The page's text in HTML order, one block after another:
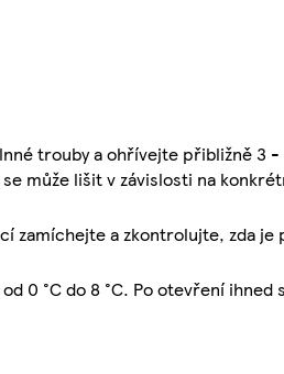
trouby a ohřívejte přibližně 3
může lišit v závislosti na
zamíchejte a zkontrolujte, zda
0 °C do 8 °C. Po otevření